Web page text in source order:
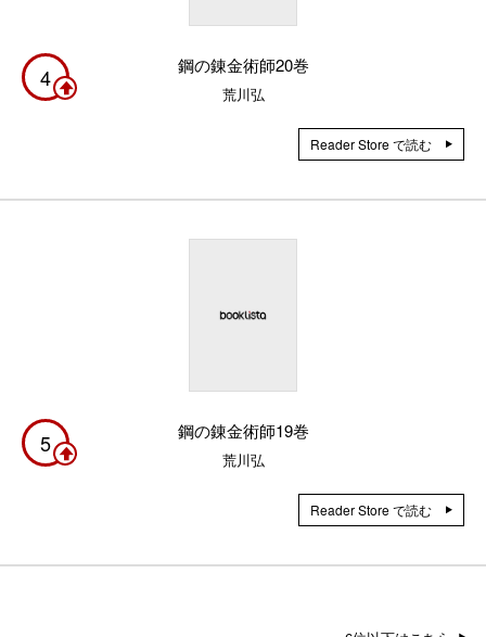
4 鋼の錬金術師20巻
荒川弘
Reader Store で読む
5 鋼の錬金術師19巻
荒川弘
Reader Store で読む